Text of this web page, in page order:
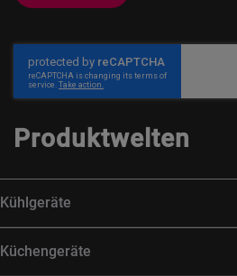
Produktwelten
Kühlgeräte
Küchengeräte